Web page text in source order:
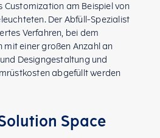
Customization am Beispiel von
Der Abfüll-Spezialist
Verfahren, bei dem
einer großen Anzahl an
Designgestaltung und
abgefüllt werden
Space